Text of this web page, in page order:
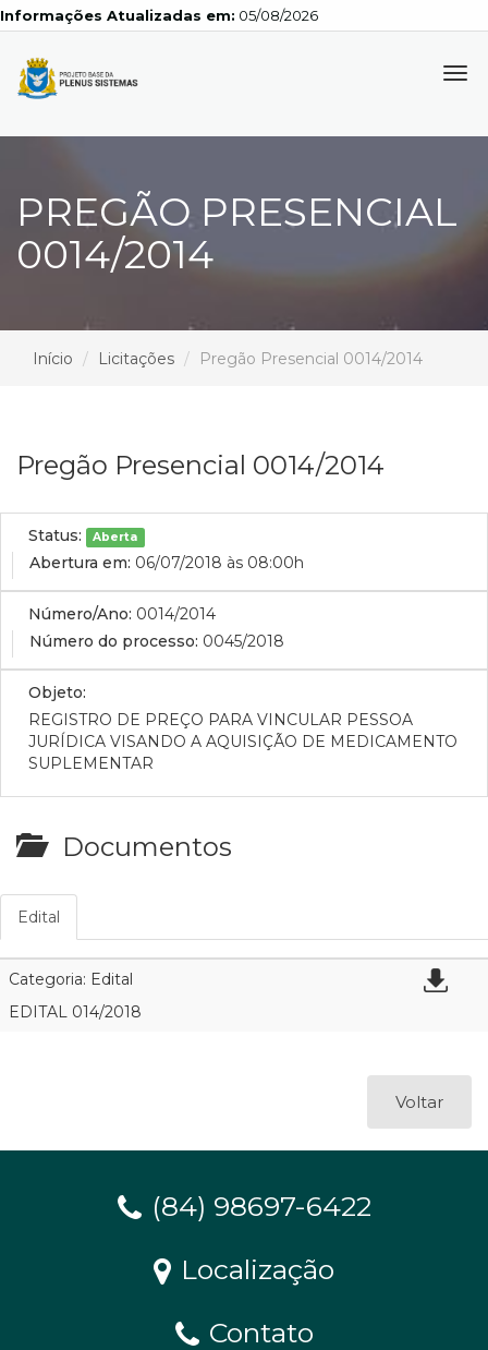
Atualizadas em: 05/08/2026
PREGÃO PRESENCIAL
0014/2014
Início Licitações Pregão Presencial 0014/2014
Pregão Presencial 0014/2014
Status: Aberta
Abertura em: 06/07/2018 às 08:00h
Número/Ano: 0014/2014
Número do processo: 0045/2018
Objeto:
REGISTRO DE PREÇO PARA VINCULAR PESSOA
JURÍDICA VISANDO A AQUISIÇÃO DE MEDICAMENTO
SUPLEMENTAR
Documentos
Edital
Categoria: Edital
EDITAL 014/2018
Voltar
(84) 98697-6422
Localização
Contato